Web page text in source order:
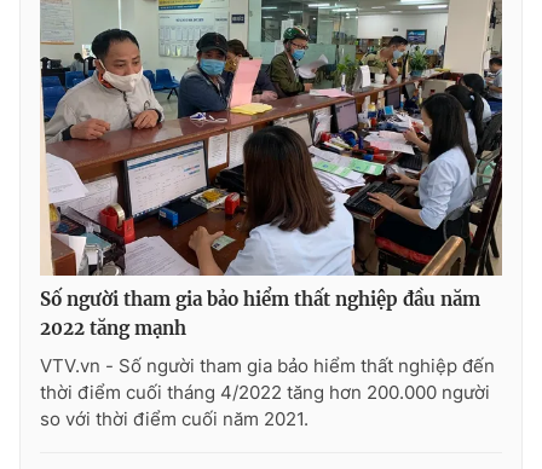
Số người tham gia bảo hiểm thất nghiệp đầu năm
2022 tăng mạnh
VTV.vn - Số người tham gia bảo hiểm thất nghiệp đến
thời điểm cuối tháng 4/2022 tăng hơn 200.000 người
so với thời điểm cuối năm 2021.